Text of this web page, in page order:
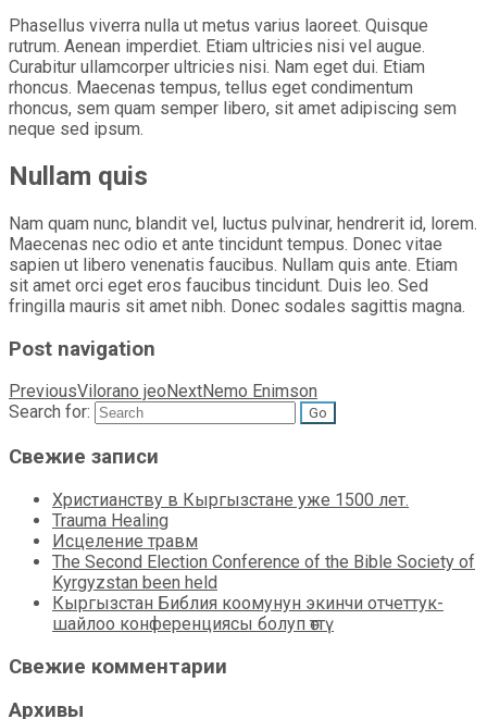
Phasellus viverra nulla ut metus varius laoreet. Quisque
rutrum. Aenean imperdiet. Etiam ultricies nisi vel augue.
Curabitur ullamcorper ultricies nisi. Nam eget dui. Etiam
rhoncus. Maecenas tempus, tellus eget condimentum
rhoncus, sem quam semper libero, sit amet adipiscing sem
neque sed ipsum.
Nullam quis
Nam quam nunc, blandit vel, luctus pulvinar, hendrerit id, lorem.
Maecenas nec odio et ante tincidunt tempus. Donec vitae
sapien ut libero venenatis faucibus. Nullam quis ante. Etiam
sit amet orci eget eros faucibus tincidunt. Duis leo. Sed
fringilla mauris sit amet nibh. Donec sodales sagittis magna.
Post navigation
PreviousVilorano jeo NextNemo Enimson
Search for:
Свежие записи
Христианству в Кыргызстане уже 1500 лет.
Trauma Healing
Исцеление травм
The Second Election Conference of the Bible Society of
Kyrgyzstan been held
Кыргызстан Библия коомунун экинчи отчеттук-
шайлоо конференциясы болуп өттү
Свежие комментарии
Архивы